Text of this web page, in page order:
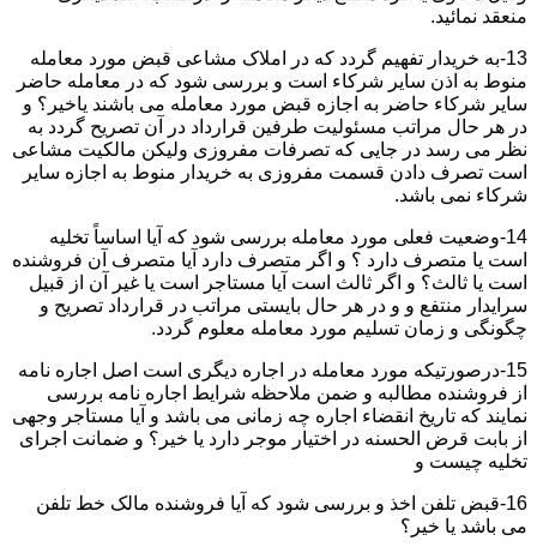
منعقد نمائید.
13-به خریدار تفهیم گردد که در املاک مشاعی قبض مورد معامله
منوط به اذن سایر شرکاء است و بررسی شود که در معامله حاضر
سایر شرکاء حاضر به اجازه قبض مورد معامله می باشند یاخیر؟ و
در هر حال مراتب مسئولیت طرفین قرارداد در آن تصریح گردد به
نظر می رسد در جایی که تصرفات مفروزی ولیکن مالکیت مشاعی
است تصرف دادن قسمت مفروزی به خریدار منوط به اجازه سایر
شرکاء نمی باشد.
14-وضعیت فعلی مورد معامله بررسی شود که آیا اساساً تخلیه
است یا متصرف دارد ؟ و اگر متصرف دارد آیا متصرف آن فروشنده
است یا ثالث؟ و اگر ثالث است آیا مستاجر است یا غیر آن از قبیل
سرایدار منتفع و و در هر حال بایستی مراتب در قرارداد تصریح و
چگونگی و زمان تسلیم مورد معامله معلوم گردد.
15-درصورتیکه مورد معامله در اجاره دیگری است اصل اجاره نامه
از فروشنده مطالبه و ضمن ملاحظه شرایط اجاره نامه بررسی
نمایند که تاریخ انقضاء اجاره چه زمانی می باشد و آیا مستاجر وجهی
از بابت قرض الحسنه در اختیار موجر دارد یا خیر؟ و ضمانت اجرای
تخلیه چیست و
16-قبض تلفن اخذ و بررسی شود که آیا فروشنده مالک خط تلفن
می باشد یا خیر؟